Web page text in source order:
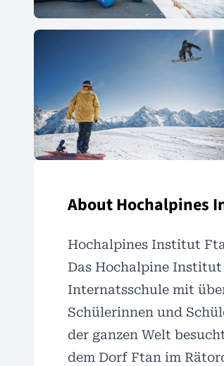
About Hochalpines
Hochalpines Institut
Das Hochalpine
Internatsschule mit
Schülerinnen und
der ganzen Welt
dem Dorf Ftan im